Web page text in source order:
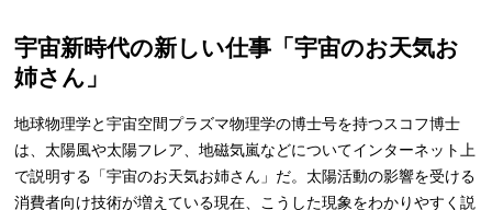
宇宙新時代の新しい仕事「宇宙のお天気お
姉さん」
地球物理学と宇宙空間プラズマ物理学の博士号を持つスコフ博士
は、太陽風や太陽フレア、地磁気嵐などについてインターネット上
で説明する「宇宙のお天気お姉さん」だ。太陽活動の影響を受ける
消費者向け技術が増えている現在、こうした現象をわかりやすく説